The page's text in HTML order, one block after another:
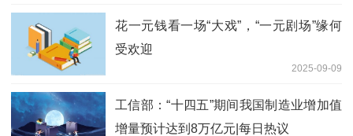
花一元钱看一场“大戏”，“一元剧场”缘何
受欢迎
2025-09-09
工信部：“十四五”期间我国制造业增加值
增量预计达到8万亿元|每日热议